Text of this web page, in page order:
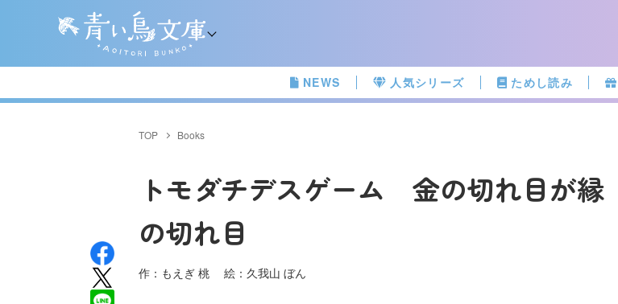
NEWS 人気シリーズ ためし読み
TOP Books
トモダチデスゲーム 金の切れ目が縁
の切れ目
作：もえぎ 桃 絵：久我山 ぼん